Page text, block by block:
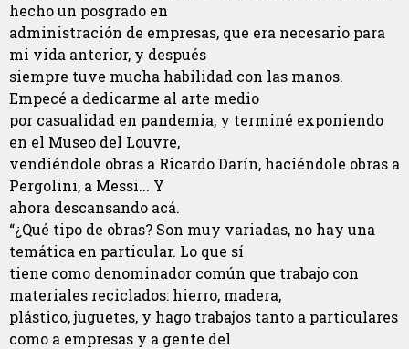
hecho un posgrado en
administración de empresas, que era necesario para
mi vida anterior, y después
siempre tuve mucha habilidad con las manos.
Empecé a dedicarme al arte medio
por casualidad en pandemia, y terminé exponiendo
en el Museo del Louvre,
vendiéndole obras a Ricardo Darín, haciéndole obras a
Pergolini, a Messi... Y
ahora descansando acá.
“¿Qué tipo de obras? Son muy variadas, no hay una
temática en particular. Lo que sí
tiene como denominador común que trabajo con
materiales reciclados: hierro, madera,
plástico, juguetes, y hago trabajos tanto a particulares
como a empresas y a gente del